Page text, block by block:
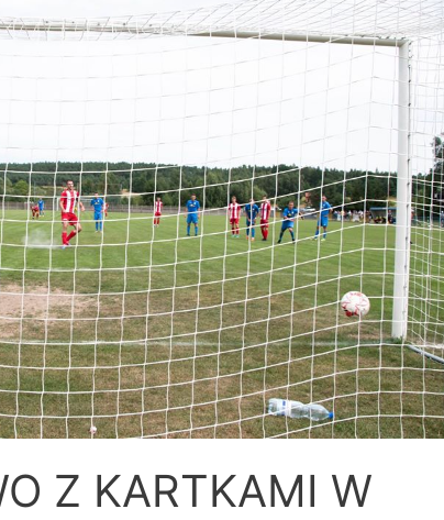
Z KARTKAMI W